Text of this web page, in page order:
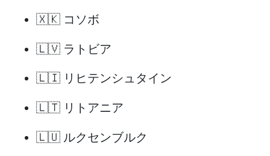
🇽🇰 コソボ
🇱🇻 ラトビア
🇱🇮 リヒテンシュタイン
🇱🇹 リトアニア
🇱🇺 ルクセンブルク